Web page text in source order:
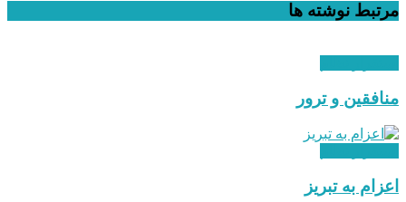
مرتبط نوشته ها
منافقین و ترور
اعزام به تبریز